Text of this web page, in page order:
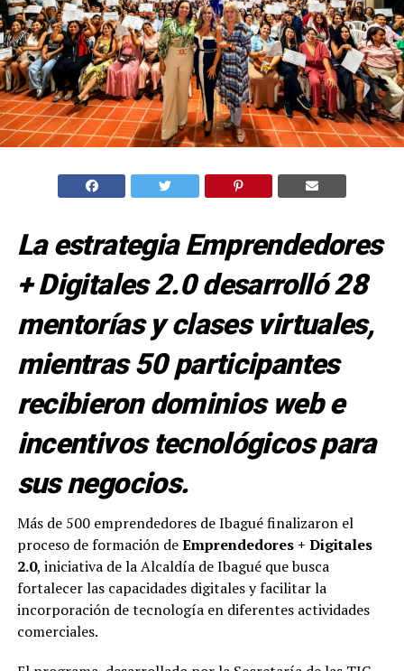
La estrategia Emprendedores
+ Digitales 2.0 desarrolló 28
mentorías y clases virtuales,
mientras 50 participantes
recibieron dominios web e
incentivos tecnológicos para
sus negocios.
Más de 500 emprendedores de Ibagué finalizaron el
proceso de formación deEmprendedores + Digitales
2.0, iniciativa de la Alcaldía de Ibagué que busca
fortalecer las capacidades digitales y facilitar la
incorporación de tecnología en diferentes actividades
comerciales.